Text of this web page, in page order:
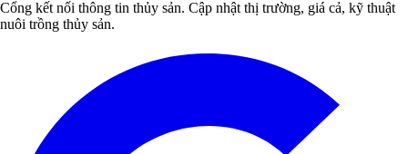
Cổng kết nối thông tin thủy sản. Cập nhật thị trường, giá cả, kỹ thuật
nuôi trồng thủy sản.